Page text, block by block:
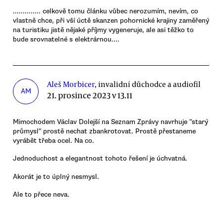
.............. celkově tomu článku vůbec nerozumím, nevím, co
vlastně chce, při vší úctě skanzen pohornické krajiny zaměřený
na turistiku jistě nějaké příjmy vygeneruje, ale asi těžko to
bude srovnatelné s elektrárnou....
AM
Aleš Morbicer, invalidní důchodce a audiofil
21. prosince 2023 v 13.11
Mimochodem Václav Dolejší na Seznam Zprávy navrhuje "starý
průmysl" prostě nechat zbankrotovat. Prostě přestaneme
vyrábět třeba ocel. Na co.
Jednoduchost a elegantnost tohoto řešení je úchvatná.
Akorát je to úplný nesmysl.
Ale to přece neva.